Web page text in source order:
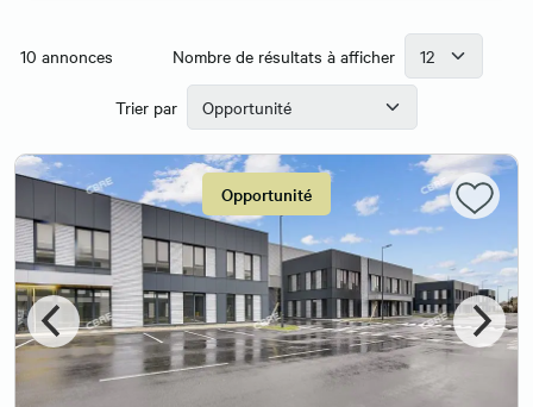
10 annonces Nombre de résultats à afficher
Trier par
Opportunité